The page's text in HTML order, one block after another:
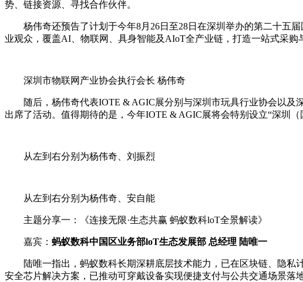
势、链接资源、寻找合作伙伴。
杨伟奇还预告了计划于今年8月26日至28日在深圳举办的第二十五
业观众，覆盖AI、物联网、具身智能及AIoT全产业链，打造一站式采购
深圳市物联网产业协会执行会长 杨伟奇
随后，杨伟奇代表IOTE & AGIC展分别与深圳市玩具行业协会以
出席了活动。值得期待的是，今年IOTE & AGIC展将会特别设立“深圳
从左到右分别为杨伟奇、刘振烈
从左到右分别为杨伟奇、安自能
主题分享一：《连接无限·生态共赢 蚂蚁数科loT全景解读》
嘉宾： 蚂蚁数科中国区业务部loT生态发展部 总经理 陆唯一
陆唯一指出，蚂蚁数科长期深耕底层技术能力，已在区块链、隐
安全芯片解决方案，已推动可穿戴设备实现便捷支付与公共交通场景落